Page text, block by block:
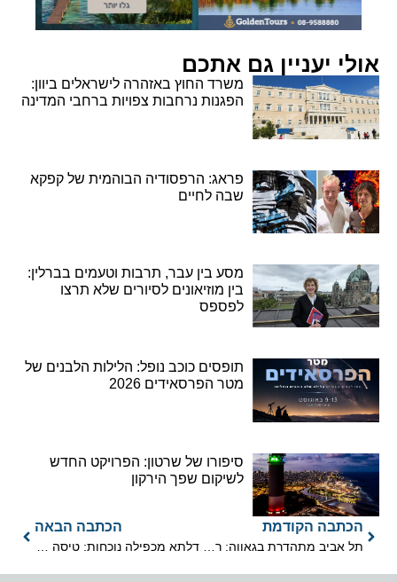
אולי יעניין גם אתכם
משרד החוץ באזהרה לישראלים ביוון:
הפגנות נרחבות צפויות ברחבי המדינה
פראג: הרפסודיה הבוהמית של קפקא
שבה לחיים
מסע בין עבר, תרבות וטעמים בברלין:
בין מוזיאונים לסיורים שלא תרצו
לפספס
תופסים כוכב נופל: הלילות הלבנים של
מטר הפרסאידים 2026
סיפורו של שרטון: הפרויקט החדש
לשיקום שפך הירקון
הכתבה הקודמת
תל אביב מתהדרת בגאווה: רשת מלונות AFI משיקה חבילות קיץ צבעוניות
הכתבה הבאה
דלתא מכפילה נוכחות: טיסה יומית שנייה מישראל לניו יורק תושק בחורף